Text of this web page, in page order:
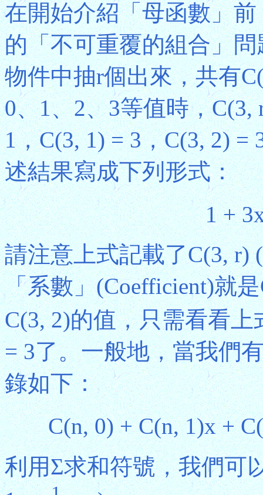
在開始介紹「母函數」
的「不可重覆的組合」
物件中抽r個出來，共有
0、1、2、3等值時，
1，C(3, 1) = 3，C(3, 2) =
述結果寫成下列形式：
1 +
請注意上式記載了C(3, r)
「系數」(Coefficient)就
C(3, 2)的值，只需看看上
= 3了。一般地，當我們
錄如下：
C(n, 0) + C(n, 1)x +
利用Σ求和符號，我們可